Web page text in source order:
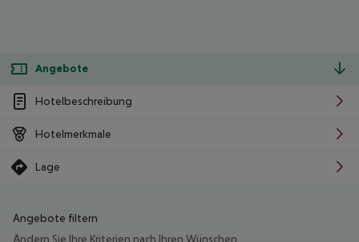
Angebote
Hotelbeschreibung
Hotelmerkmale
Lage
Angebote filtern
Ändern Sie Ihre Kriterien nach Ihren Wünschen